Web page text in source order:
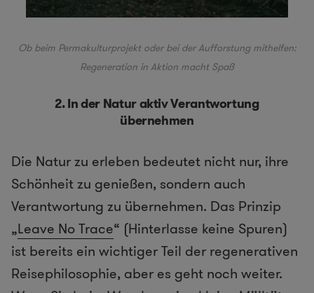
Ob beim Permakulturprojekt oder bei der Aufforstung mithelfen:
Regeneration in Aktion macht Spaß
2. In der Natur aktiv Verantwortung
übernehmen
Die Natur zu erleben bedeutet nicht nur, ihre
Schönheit zu genießen, sondern auch
Verantwortung zu übernehmen. Das Prinzip
„Leave No Trace“ (Hinterlasse keine Spuren)
ist bereits ein wichtiger Teil der regenerativen
Reisephilosophie, aber es geht noch weiter.